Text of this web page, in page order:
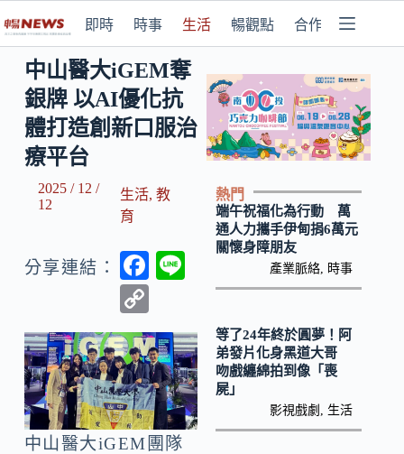
即時 時事 生活 暢觀點 合作媒體
中山醫大iGEM奪
銀牌 以AI優化抗
體打造創新口服治
療平台
2025 / 12 /
12
生活,教
育
分享連結：
F
b
o
o
k
o
p
y
Li
n
中山醫大iGEM團隊
熱門
端午祝福化為行動 萬
通人力攜手伊甸捐6萬元
關懷身障朋友
產業脈絡 時事
等了24年終於圓夢！阿
弟發片化身黑道大哥
吻戲纏綿拍到像「喪
屍」
影視戲劇 生活